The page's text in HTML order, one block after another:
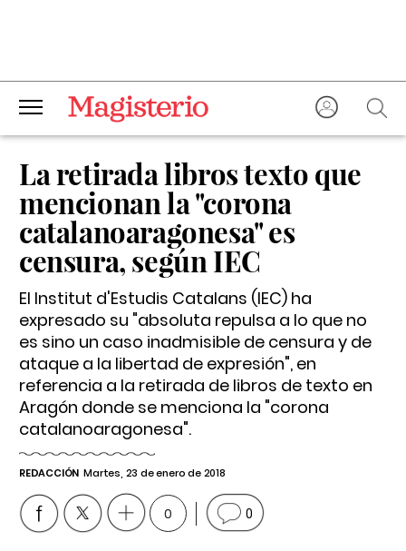
La retirada libros texto que
mencionan la "corona
catalanoaragonesa" es
censura, según IEC
El Institut d'Estudis Catalans (IEC) ha
expresado su "absoluta repulsa a lo que no
es sino un caso inadmisible de censura y de
ataque a la libertad de expresión", en
referencia a la retirada de libros de texto en
Aragón donde se menciona la "corona
catalanoaragonesa".
REDACCIÓN Martes, 23 de enero de 2018
0 0